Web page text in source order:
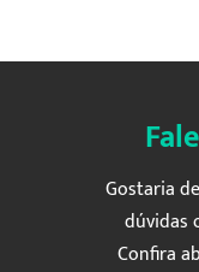
Gostaria
dúvidas
Confira